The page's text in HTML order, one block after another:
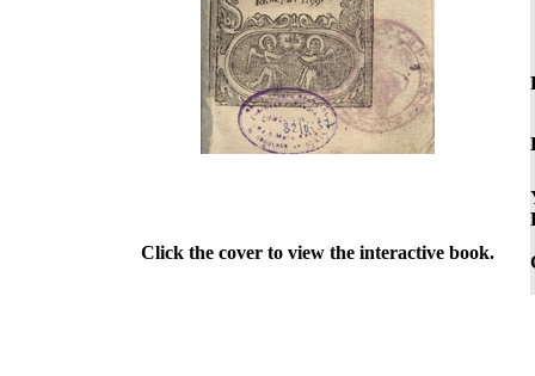
Click the cover to view the interactive book.